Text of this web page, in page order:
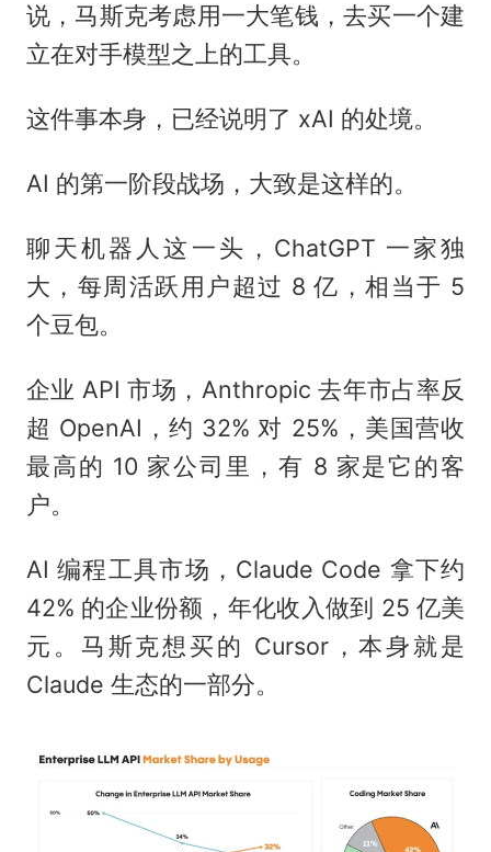
说，马斯克考虑用一大笔钱，去买一个建
立在对手模型之上的工具。
这件事本身，已经说明了 xAI 的处境。
AI 的第一阶段战场，大致是这样的。
聊天机器人这一头，ChatGPT 一家独
大，每周活跃用户超过 8 亿，相当于 5
个豆包。
企业 API 市场，Anthropic 去年市占率反
超 OpenAI，约 32% 对 25%，美国营收
最高的 10 家公司里，有 8 家是它的客
户。
AI 编程工具市场，Claude Code 拿下约
42% 的企业份额，年化收入做到 25 亿美
元。马斯克想买的 Cursor，本身就是
Claude 生态的一部分。